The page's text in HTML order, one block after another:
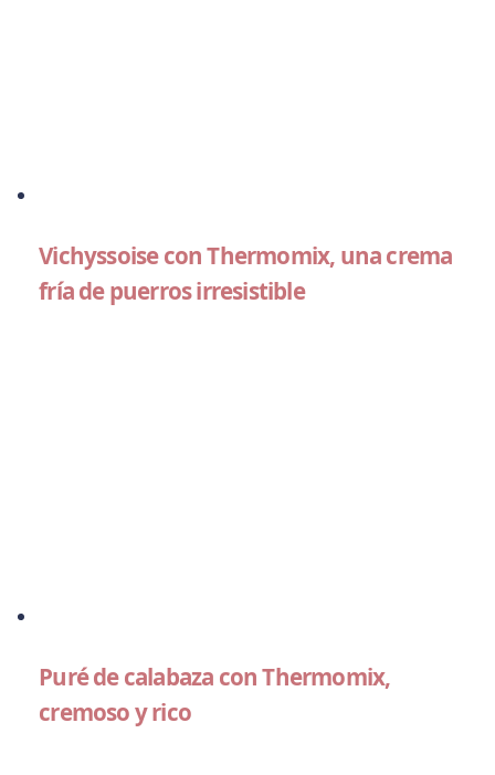
Vichyssoise con Thermomix, una crema
fría de puerros irresistible
Puré de calabaza con Thermomix,
cremoso y rico